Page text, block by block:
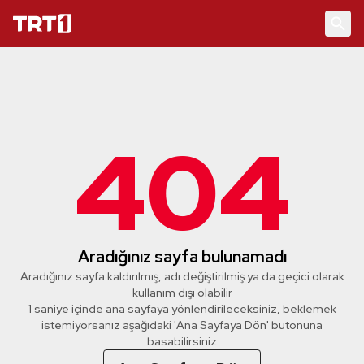
404
Aradığınız sayfa bulunamadı
Aradığınız sayfa kaldırılmış, adı değiştirilmiş ya da geçici olarak
kullanım dışı olabilir
1 saniye içinde ana sayfaya yönlendirileceksiniz, beklemek
istemiyorsanız aşağıdaki 'Ana Sayfaya Dön' butonuna
basabilirsiniz